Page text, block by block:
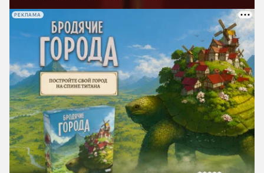
РЕКЛАМА